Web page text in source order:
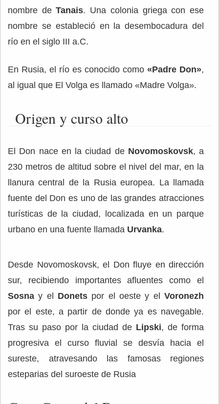
nombre deTanais. Una colonia griega con ese
nombre se estableció en la desembocadura del
río en el siglo III a.C.
En Rusia, el río es conocido como «Padre Don»,
al igual que El Volga es llamado «Madre Volga».
Origen y curso alto
El Don nace en la ciudad de Novomoskovsk, a
230 metros de altitud sobre el nivel del mar, en la
llanura central de la Rusia europea. La llamada
fuente del Don es uno de las grandes atracciones
turísticas de la ciudad, localizada en un parque
urbano en una fuente llamada Urvanka.
Desde Novomoskovsk, el Don fluye en dirección
sur, recibiendo importantes afluentes como el
Sosna y el Donets por el oeste y elVoronezh
por el este, a partir de donde ya es navegable.
Tras su paso por la ciudad de Lipski, de forma
progresiva el curso fluvial se desvía hacia el
sureste, atravesando las famosas regiones
esteparias del suroeste de Rusia